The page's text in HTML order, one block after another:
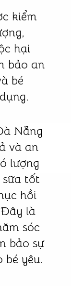
kiểm
hại
bảo an
bé
Nẵng
và an
lượng
sữa tốt
hồi
Đây là
sóc
bảo sự
yêu.